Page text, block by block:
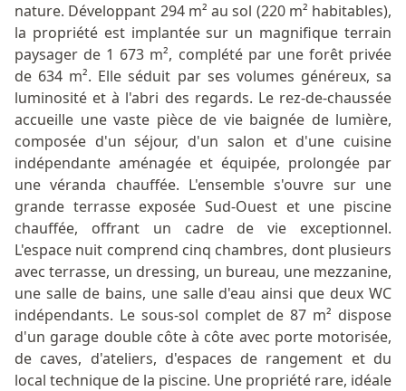
nature. Développant 294 m² au sol (220 m² habitables),
la propriété est implantée sur un magnifique terrain
paysager de 1 673 m², complété par une forêt privée
de 634 m². Elle séduit par ses volumes généreux, sa
luminosité et à l'abri des regards. Le rez-de-chaussée
accueille une vaste pièce de vie baignée de lumière,
composée d'un séjour, d'un salon et d'une cuisine
indépendante aménagée et équipée, prolongée par
une véranda chauffée. L'ensemble s'ouvre sur une
grande terrasse exposée Sud-Ouest et une piscine
chauffée, offrant un cadre de vie exceptionnel.
L'espace nuit comprend cinq chambres, dont plusieurs
avec terrasse, un dressing, un bureau, une mezzanine,
une salle de bains, une salle d'eau ainsi que deux WC
indépendants. Le sous-sol complet de 87 m² dispose
d'un garage double côte à côte avec porte motorisée,
de caves, d'ateliers, d'espaces de rangement et du
local technique de la piscine. Une propriété rare, idéale